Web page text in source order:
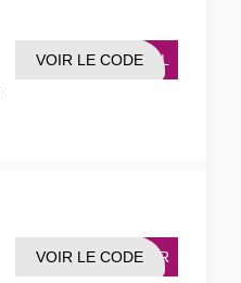
ONAL
VOIR LE CODE
OXFR
VOIR LE CODE